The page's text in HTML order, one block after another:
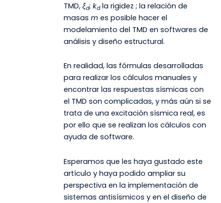
TMD, ξd; kdla rigidez ; la relación de
masas m es posible hacer el
modelamiento del TMD en softwares de
análisis y diseño estructural.
En realidad, las fórmulas desarrolladas
para realizar los cálculos manuales y
encontrar las respuestas sísmicas con
el TMD son complicadas, y más aún si se
trata de una excitación sísmica real, es
por ello que se realizan los cálculos con
ayuda de software.
Esperamos que les haya gustado este
artículo y haya podido ampliar su
perspectiva en la implementación de
sistemas antisísmicos y en el diseño de